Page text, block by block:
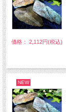
価格： 2,112円(税込)
NEW